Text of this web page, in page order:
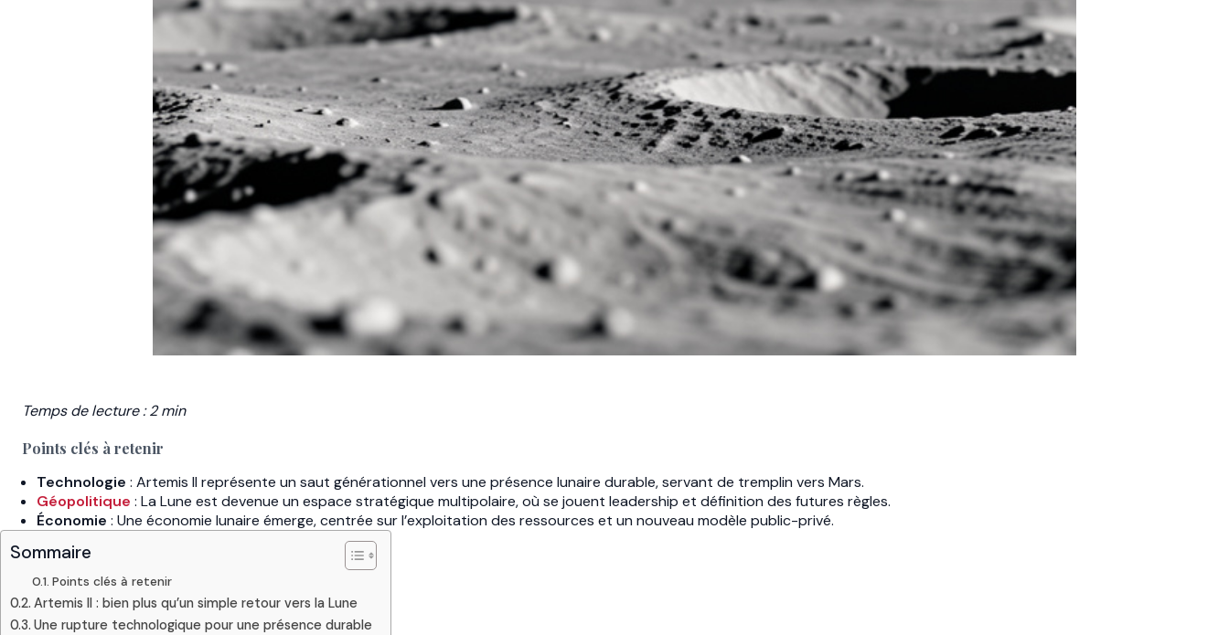
Temps de lecture : 2 min
Points clés à retenir
Technologie : Artemis II représente un saut générationnel vers une présence lunaire durable, servant de tremplin vers Mars.
Géopolitique : La Lune est devenue un espace stratégique multipolaire, où se jouent leadership et définition des futures règles.
Économie : Une économie lunaire émerge, centrée sur l’exploitation des ressources et un nouveau modèle public-privé.
Sommaire
Points clés à retenir
Artemis II : bien plus qu’un simple retour vers la Lune
Une rupture technologique pour une présence durable